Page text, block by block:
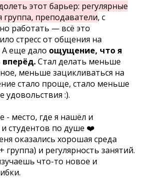
этот барьер: регулярные
группа, преподаватели, с
работать — всё это
стресс от общения на
А еще дало ощущение, что я
вперёд.Стал делать меньше
меньше зацикливаться на
стало проще, стало меньше
удовольствия :).
- место, где я нашёл и
студентов по душе ❤️
оказались хорошая среда
группа) и регулярность занятий.
что-то новое и